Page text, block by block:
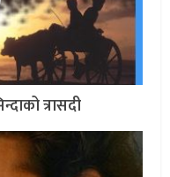
त्रासदी